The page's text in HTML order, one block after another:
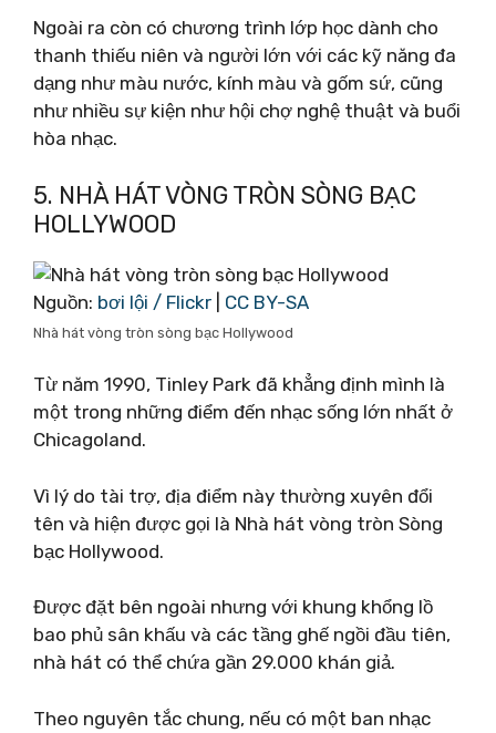
Ngoài ra còn có chương trình lớp học dành cho
thanh thiếu niên và người lớn với các kỹ năng đa
dạng như màu nước, kính màu và gốm sứ, cũng
như nhiều sự kiện như hội chợ nghệ thuật và buổi
hòa nhạc.
5. NHÀ HÁT VÒNG TRÒN SÒNG BẠC
HOLLYWOOD
Nguồn: bơi lội / Flickr CC BY-SA
Nhà hát vòng tròn sòng bạc Hollywood
Từ năm 1990, Tinley Park đã khẳng định mình là
một trong những điểm đến nhạc sống lớn nhất ở
Chicagoland.
Vì lý do tài trợ, địa điểm này thường xuyên đổi
tên và hiện được gọi là Nhà hát vòng tròn Sòng
bạc Hollywood.
Được đặt bên ngoài nhưng với khung khổng lồ
bao phủ sân khấu và các tầng ghế ngồi đầu tiên,
nhà hát có thể chứa gần 29.000 khán giả.
Theo nguyên tắc chung, nếu có một ban nhạc